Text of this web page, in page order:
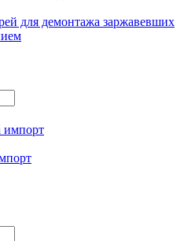
для демонтажа заржавевших